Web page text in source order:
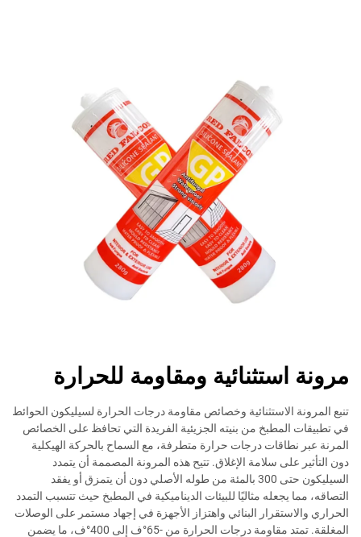
مرونة استثنائية ومقاومة للحرارة
تنبع المرونة الاستثنائية وخصائص مقاومة درجات الحرارة لسيليكون الحوائط
في تطبيقات المطبخ من بنيته الجزيئية الفريدة التي تحافظ على الخصائص
المرنة عبر نطاقات درجات حرارة متطرفة، مع السماح بالحركة الهيكلية
دون التأثير على سلامة الإغلاق. تتيح هذه المرونة المصممة أن يتمدد
السيليكون حتى 300 بالمئة من طوله الأصلي دون أن يتمزق أو يفقد
التصاقه، مما يجعله مثاليًا للبيئات الديناميكية في المطبخ حيث تتسبب التمدد
الحراري والاستقرار البنائي واهتزاز الأجهزة في إجهاد مستمر على الوصلات
المغلقة. تمتد مقاومة درجات الحرارة من -65°ف إلى 400°ف، ما يضمن